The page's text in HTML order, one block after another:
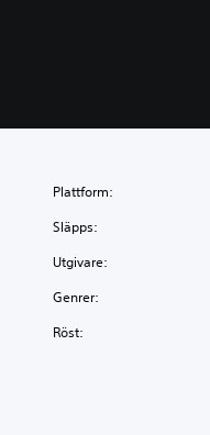
Plattform:
Släpps:
Utgivare:
Genrer:
Röst: